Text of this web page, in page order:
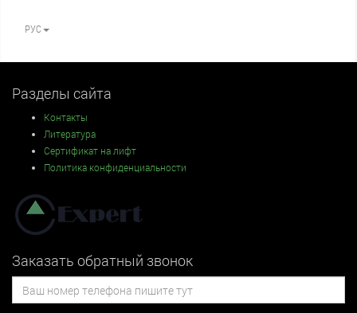
РУС
Разделы сайта
Контакты
Литература
Сертификат на лифт
Политика конфиденциальности
Заказать обратный звонок